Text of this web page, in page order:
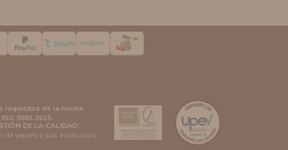
requisitos de la norma
ISO 9001:2015
DE LA CALIDAD:
de vapers y sus accesorios